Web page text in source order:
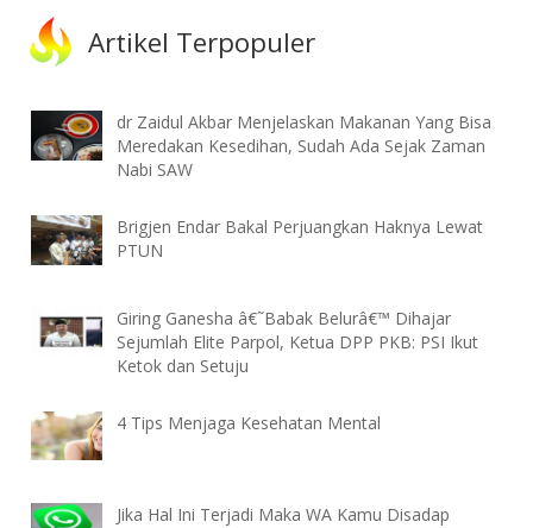
Artikel Terpopuler
dr Zaidul Akbar Menjelaskan Makanan Yang Bisa
Meredakan Kesedihan, Sudah Ada Sejak Zaman
Nabi SAW
Brigjen Endar Bakal Perjuangkan Haknya Lewat
PTUN
Giring Ganesha â€˜Babak Belurâ€™ Dihajar
Sejumlah Elite Parpol, Ketua DPP PKB: PSI Ikut
Ketok dan Setuju
4 Tips Menjaga Kesehatan Mental
Jika Hal Ini Terjadi Maka WA Kamu Disadap